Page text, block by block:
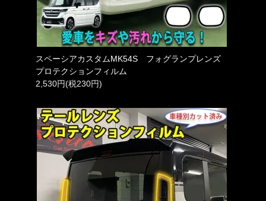
スペーシアカスタムMK54S フォグランプレンズ
プロテクションフィルム
2,530円(税230円)